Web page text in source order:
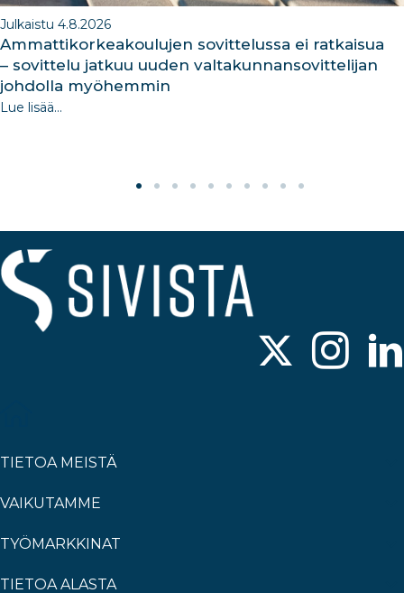
Julkaistu 4.8.2026
Ammattikorkeakoulujen sovittelussa ei ratkaisua
– sovittelu jatkuu uuden valtakunnansovittelijan
johdolla myöhemmin
Lue lisää...
TIETOA MEISTÄ
VAIKUTAMME
TYÖMARKKINAT
TIETOA ALASTA